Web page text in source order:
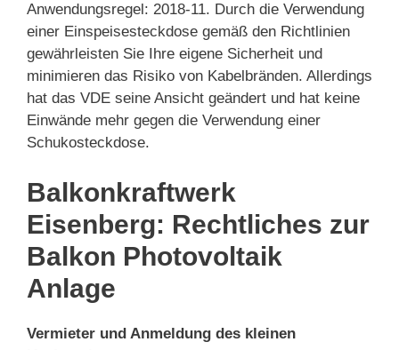
Anwendungsregel: 2018-11. Durch die Verwendung
einer Einspeisesteckdose gemäß den Richtlinien
gewährleisten Sie Ihre eigene Sicherheit und
minimieren das Risiko von Kabelbränden. Allerdings
hat das VDE seine Ansicht geändert und hat keine
Einwände mehr gegen die Verwendung einer
Schukosteckdose.
Balkonkraftwerk
Eisenberg: Rechtliches zur
Balkon Photovoltaik
Anlage
Vermieter und Anmeldung des kleinen